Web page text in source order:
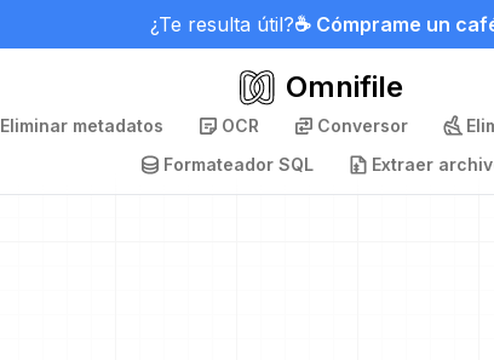
¿Te resulta útil?☕ Cómprame un
Omnifile
Eliminar metadatos OCR Conversor
Formateador SQL
Extraer